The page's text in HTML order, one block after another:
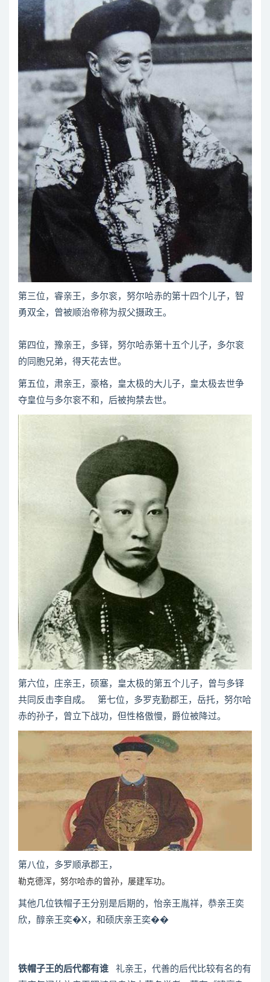
第三位，睿亲王，多尔衮，努尔哈赤的第十四个儿子，智
勇双全，曾被顺治帝称为叔父摄政王。
第四位，豫亲王，多铎，努尔哈赤第十五个儿子，多尔衮
的同胞兄弟，得天花去世。
第五位，肃亲王，豪格，皇太极的大儿子，皇太极去世争
夺皇位与多尔衮不和，后被拘禁去世。
第六位，庄亲王，硕塞，皇太极的第五个儿子，曾与多铎
共同反击李自成。 第七位，多罗克勤郡王，岳托，努尔哈
赤的孙子，曾立下战功，但性格傲慢，爵位被降过。
第八位，多罗顺承郡王，
勒克德浑，努尔哈赤的曾孙，屡建军功。
其他几位铁帽子王分别是后期的，怡亲王胤祥，恭亲王奕
欣，醇亲王奕�X，和硕庆亲王奕��
铁帽子王的后代都有谁 礼亲王，代善的后代比较有名的有